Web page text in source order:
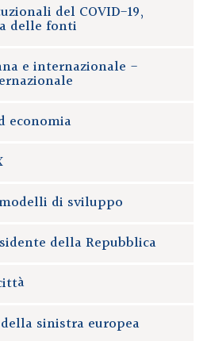
del COVID-19,
delle fonti
e internazionale -
economia
di sviluppo
della Repubblica
sinistra europea